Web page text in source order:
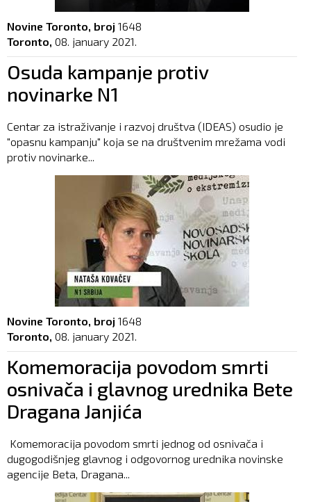
Novine Toronto, broj 1648
Toronto, 08. january 2021.
Osuda kampanje protiv
novinarke N1
Centar za istraživanje i razvoj društva (IDEAS) osudio je
"opasnu kampanju" koja se na društvenim mrežama vodi
protiv novinarke...
Novine Toronto, broj 1648
Toronto, 08. january 2021.
Komemoracija povodom smrti
osnivača i glavnog urednika Bete
Dragana Janjića
Komemoracija povodom smrti jednog od osnivača i
dugogodišnjeg glavnog i odgovornog urednika novinske
agencije Beta, Dragana...